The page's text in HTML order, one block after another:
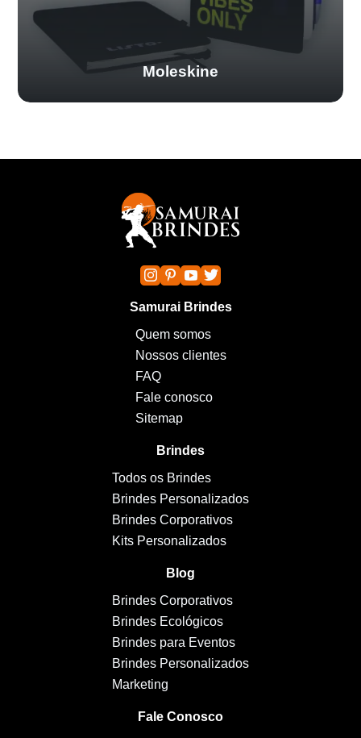
Moleskine
Samurai Brindes
Quem somos
Nossos clientes
FAQ
Fale conosco
Sitemap
Brindes
Todos os Brindes
Brindes Personalizados
Brindes Corporativos
Kits Personalizados
Blog
Brindes Corporativos
Brindes Ecológicos
Brindes para Eventos
Brindes Personalizados
Marketing
Fale Conosco